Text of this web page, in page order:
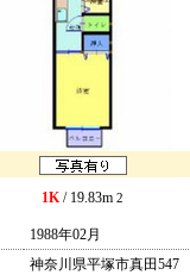
1K/ 19.83m 2
1988年02月
神奈川県平塚市真田547